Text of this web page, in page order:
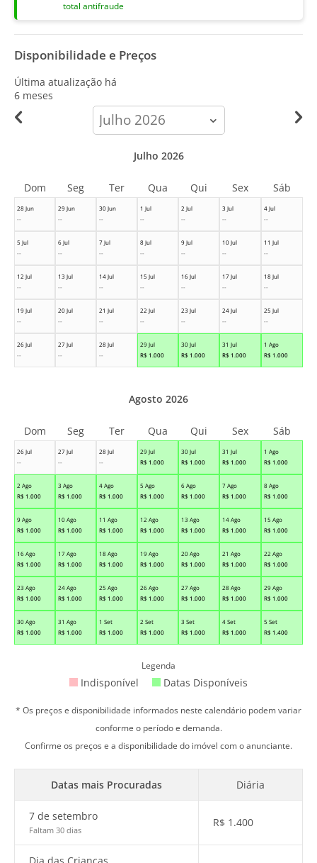
total antifraude
Disponibilidade e Preços
Última atualização há
6 meses
calendar-
month
28 Jun
--
29 Jun
--
30 Jun
--
1 Jul
--
2 Jul
--
3 Jul
--
4 Jul
--
5 Jul
--
6 Jul
--
7 Jul
--
8 Jul
--
9 Jul
--
10 Jul
--
11 Jul
--
12 Jul
--
13 Jul
--
14 Jul
--
15 Jul
--
16 Jul
--
17 Jul
--
18 Jul
--
19 Jul
--
20 Jul
--
21 Jul
--
22 Jul
--
23 Jul
--
24 Jul
--
25 Jul
--
26 Jul
--
27 Jul
--
28 Jul
--
29 Jul
R$ 1.000
30 Jul
R$ 1.000
31 Jul
R$ 1.000
1 Ago
R$ 1.000
Julho 2026
Dom Seg Ter Qua Qui Sex Sáb
26 Jul
--
27 Jul
--
28 Jul
--
29 Jul
R$ 1.000
30 Jul
R$ 1.000
31 Jul
R$ 1.000
1 Ago
R$ 1.000
2 Ago
R$ 1.000
3 Ago
R$ 1.000
4 Ago
R$ 1.000
5 Ago
R$ 1.000
6 Ago
R$ 1.000
7 Ago
R$ 1.000
8 Ago
R$ 1.000
9 Ago
R$ 1.000
10 Ago
R$ 1.000
11 Ago
R$ 1.000
12 Ago
R$ 1.000
13 Ago
R$ 1.000
14 Ago
R$ 1.000
15 Ago
R$ 1.000
16 Ago
R$ 1.000
17 Ago
R$ 1.000
18 Ago
R$ 1.000
19 Ago
R$ 1.000
20 Ago
R$ 1.000
21 Ago
R$ 1.000
22 Ago
R$ 1.000
23 Ago
R$ 1.000
24 Ago
R$ 1.000
25 Ago
R$ 1.000
26 Ago
R$ 1.000
27 Ago
R$ 1.000
28 Ago
R$ 1.000
29 Ago
R$ 1.000
30 Ago
R$ 1.000
31 Ago
R$ 1.000
1 Set
R$ 1.000
2 Set
R$ 1.000
3 Set
R$ 1.000
4 Set
R$ 1.000
5 Set
R$ 1.400
Agosto 2026
Dom Seg Ter Qua Qui Sex Sáb
Legenda
Indisponível Datas Disponíveis
* Os preços e disponibilidade informados neste calendário podem variar
conforme o período e demanda.
Confirme os preços e a disponibilidade do imóvel com o anunciante.
Datas mais Procuradas Diária
7 de setembro
Faltam 30 dias
R$ 1.400